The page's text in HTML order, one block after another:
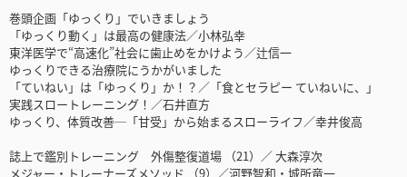
巻頭企画「ゆっくり」でいきましょう
「ゆっくり動く」は最高の健康法／小林弘幸
東洋医学で“高速化”社会に歯止めをかけよう／辻信一
ゆっくりできる治療院にうかがいました
「ていねい」は「ゆっくり」か！？／「食とセラピー ていねいに、」
実践スロートレーニング！／石井直方
ゆっくり、体質改善─「甘受」から始まるスローライフ／幸井俊高
誌上で鑑別トレーニング 外傷整復道場 （21）／ 大森淳次
メジャー・トレーナーズメソッド （9）／河野智和・城所竜一